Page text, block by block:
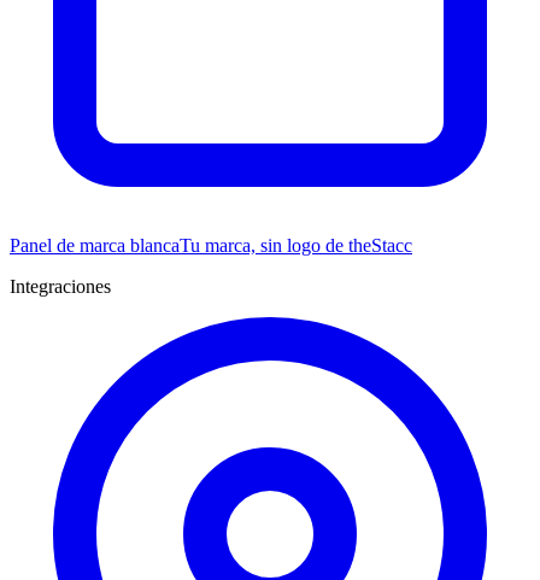
Panel de marca blancaTu marca, sin logo de theStacc
Integraciones